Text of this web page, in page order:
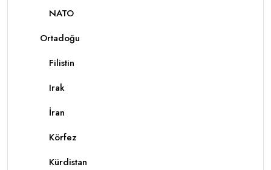
NATO
Ortadoğu
Filistin
Irak
İran
Körfez
Kürdistan